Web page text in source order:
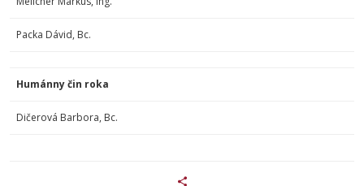
Packa Dávid, Bc.
Humánny čin roka
Dičerová Barbora, Bc.